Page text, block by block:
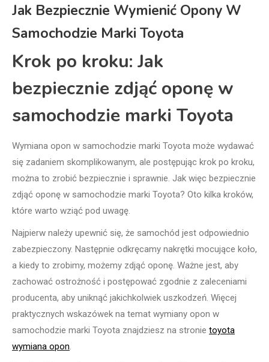
Jak Bezpiecznie Wymienić Opony W
Samochodzie Marki Toyota
Krok po kroku: Jak
bezpiecznie zdjąć oponę w
samochodzie marki Toyota
Wymiana opon w samochodzie marki Toyota może wydawać
się zadaniem skomplikowanym, ale postępując krok po kroku,
można to zrobić bezpiecznie i sprawnie. Jak więc bezpiecznie
zdjąć oponę w samochodzie marki Toyota? Oto kilka kroków,
które warto wziąć pod uwagę.
Najpierw należy upewnić się, że samochód jest odpowiednio
zabezpieczony. Następnie odkręcamy nakrętki mocujące koło,
a kiedy to zrobimy, możemy zdjąć oponę. Ważne jest, aby
zachować ostrożność i postępować zgodnie z zaleceniami
producenta, aby uniknąć jakichkolwiek uszkodzeń. Więcej
praktycznych wskazówek na temat wymiany opon w
samochodzie marki Toyota znajdziesz na stronie toyota
wymiana opon.